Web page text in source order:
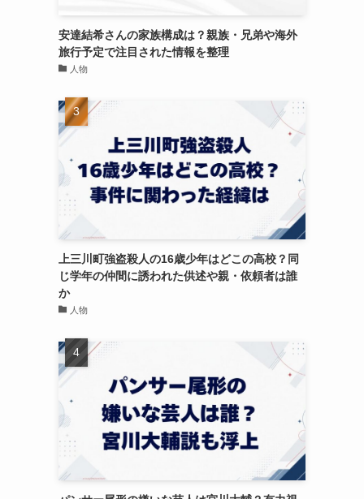
安達結希さんの家族構成は？親族・兄弟や海外
旅行予定で注目された情報を整理
人物
上三川町強盗殺人の16歳少年はどこの高校？同
じ学年の仲間に誘われた供述や親・依頼者は誰
か
人物